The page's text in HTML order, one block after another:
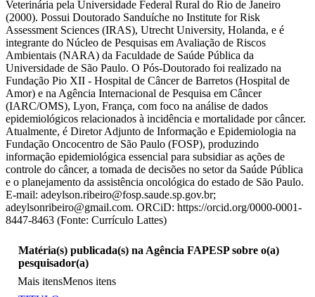
Veterinária pela Universidade Federal Rural do Rio de Janeiro
(2000). Possui Doutorado Sanduíche no Institute for Risk
Assessment Sciences (IRAS), Utrecht University, Holanda, e é
integrante do Núcleo de Pesquisas em Avaliação de Riscos
Ambientais (NARA) da Faculdade de Saúde Pública da
Universidade de São Paulo. O Pós-Doutorado foi realizado na
Fundação Pio XII - Hospital de Câncer de Barretos (Hospital de
Amor) e na Agência Internacional de Pesquisa em Câncer
(IARC/OMS), Lyon, França, com foco na análise de dados
epidemiológicos relacionados à incidência e mortalidade por câncer.
Atualmente, é Diretor Adjunto de Informação e Epidemiologia na
Fundação Oncocentro de São Paulo (FOSP), produzindo
informação epidemiológica essencial para subsidiar as ações de
controle do câncer, a tomada de decisões no setor da Saúde Pública
e o planejamento da assistência oncológica do estado de São Paulo.
E-mail: adeylson.ribeiro@fosp.saude.sp.gov.br;
adeylsonribeiro@gmail.com. ORCiD: https://orcid.org/0000-0001-
8447-8463 (Fonte: Currículo Lattes)
Matéria(s) publicada(s) na Agência FAPESP sobre o(a)
pesquisador(a)
Mais itensMenos itens